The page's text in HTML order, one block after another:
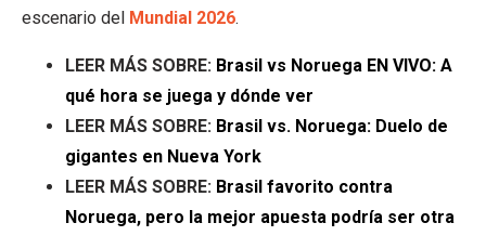
escenario del Mundial 2026.
LEER MÁS SOBRE: Brasil vs Noruega EN VIVO: A
qué hora se juega y dónde ver
LEER MÁS SOBRE: Brasil vs. Noruega: Duelo de
gigantes en Nueva York
LEER MÁS SOBRE: Brasil favorito contra
Noruega, pero la mejor apuesta podría ser otra